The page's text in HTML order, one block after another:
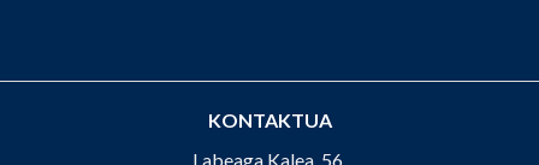
KONTAKTUA
Labeaga Kalea, 56,